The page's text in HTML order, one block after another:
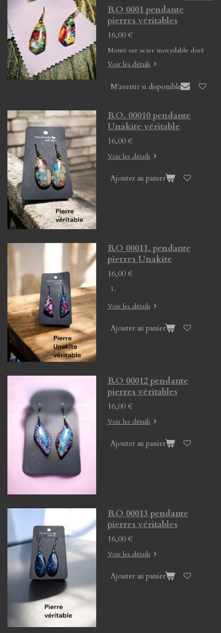
B.O 0001 pendante
pierres véritables
16,00 €
Monté sur acier inoxydable doré
Voir les détails
M'avertir si disponible
B.O. 00010 pendante
Unakite véritable
16,00 €
Voir les détails
Ajouter au panier
B.O 00011. pendante
pierres Unakite
16,00 €
Voir les détails
Ajouter au panier
B.O 00012 pendante
pierres véritables
16,00 €
Voir les détails
Ajouter au panier
B.O 00013 pendante
pierres véritables
16,00 €
Voir les détails
Ajouter au panier